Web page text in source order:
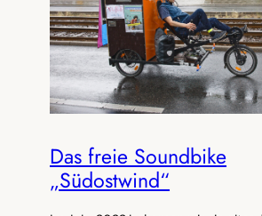
Das freie Soundbike
„Südostwind“